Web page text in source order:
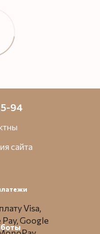
94
сайта